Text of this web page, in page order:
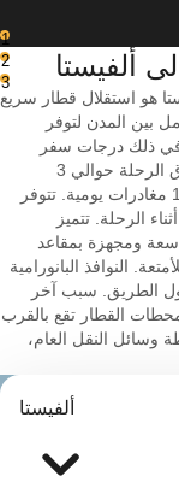
1
2
3
هو استقلال قطار سريع
بين المدن لتوفر
في ذلك درجات سفر
متنوعة للاختيار من بينها وأوقات سفر سريعة (تستغرق الرحلة حوالي 3
ساعات) وجدول مواعيد شامل يتضمن ما يصل إلى 16 مغادرات يومية. تتوفر
الرحلة. تتميز
ومجهزة بمقاعد
النوافذ البانورامية
طول الطريق. سبب آخر
القطار تقع بالقرب
وسائل النقل العام،
ألفيستا